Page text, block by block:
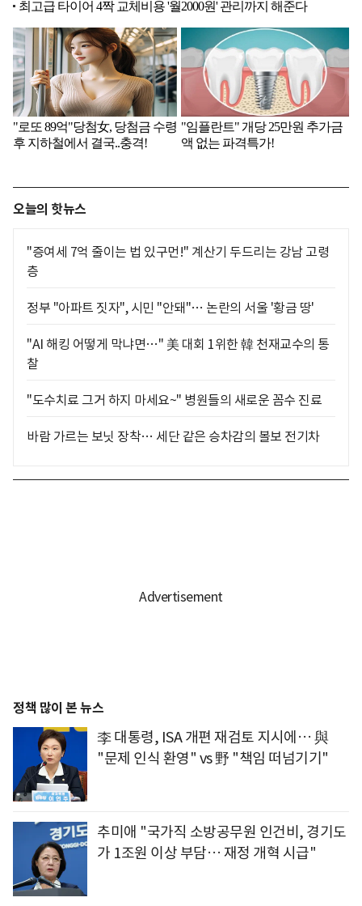
오늘의 핫뉴스
"증여세 7억 줄이는 법 있구먼!" 계산기 두드리는 강남 고령
층
정부 "아파트 짓자", 시민 "안돼"… 논란의 서울 '황금 땅'
"AI 해킹 어떻게 막냐면…" 美 대회 1위한 韓 천재교수의 통
찰
"도수치료 그거 하지 마세요~" 병원들의 새로운 꼼수 진료
바람 가르는 보닛 장착… 세단 같은 승차감의 볼보 전기차
정책 많이 본 뉴스
李 대통령, ISA 개편 재검토 지시에… 與
"문제 인식 환영" vs 野 "책임 떠넘기기"
추미애 "국가직 소방공무원 인건비, 경기도
가 1조원 이상 부담… 재정 개혁 시급"